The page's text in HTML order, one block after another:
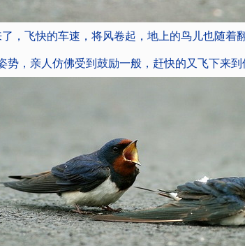
，飞快的车速，将风卷起，地上的鸟儿也随着
势，亲人仿佛受到鼓励一般，赶快的又飞下来到